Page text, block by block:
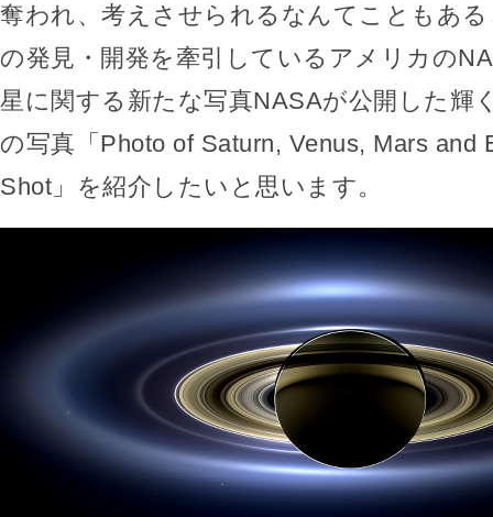
奪われ、考えさせられるなんてこともあ
の発見・開発を牽引しているアメリカの
星に関する新たな写真NASAが公開した輝
の写真「Photo of Saturn, Venus, Mars and
Shot」を紹介したいと思います。